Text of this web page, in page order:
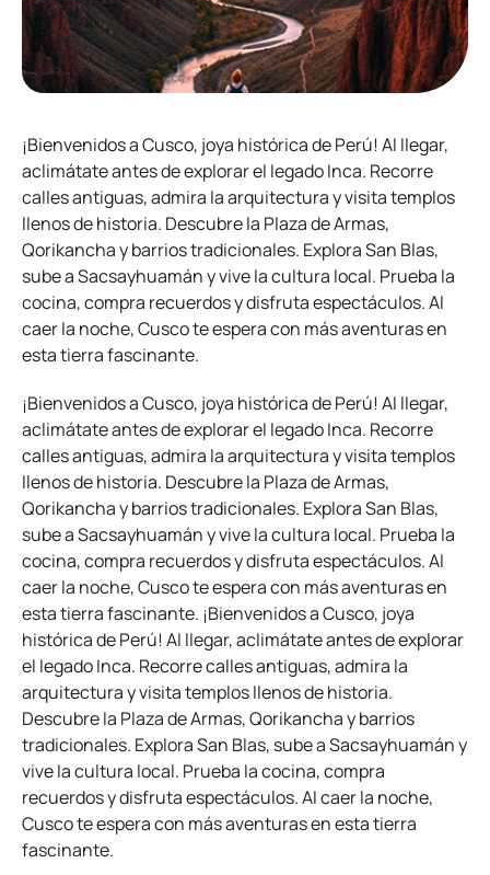
¡Bienvenidos a Cusco, joya histórica de Perú! Al llegar,
aclimátate antes de explorar el legado Inca. Recorre
calles antiguas, admira la arquitectura y visita templos
llenos de historia. Descubre la Plaza de Armas,
Qorikancha y barrios tradicionales. Explora San Blas,
sube a Sacsayhuamán y vive la cultura local. Prueba la
cocina, compra recuerdos y disfruta espectáculos. Al
caer la noche, Cusco te espera con más aventuras en
esta tierra fascinante.
¡Bienvenidos a Cusco, joya histórica de Perú! Al llegar,
aclimátate antes de explorar el legado Inca. Recorre
calles antiguas, admira la arquitectura y visita templos
llenos de historia. Descubre la Plaza de Armas,
Qorikancha y barrios tradicionales. Explora San Blas,
sube a Sacsayhuamán y vive la cultura local. Prueba la
cocina, compra recuerdos y disfruta espectáculos. Al
caer la noche, Cusco te espera con más aventuras en
esta tierra fascinante. ¡Bienvenidos a Cusco, joya
histórica de Perú! Al llegar, aclimátate antes de explorar
el legado Inca. Recorre calles antiguas, admira la
arquitectura y visita templos llenos de historia.
Descubre la Plaza de Armas, Qorikancha y barrios
tradicionales. Explora San Blas, sube a Sacsayhuamán y
vive la cultura local. Prueba la cocina, compra
recuerdos y disfruta espectáculos. Al caer la noche,
Cusco te espera con más aventuras en esta tierra
fascinante.